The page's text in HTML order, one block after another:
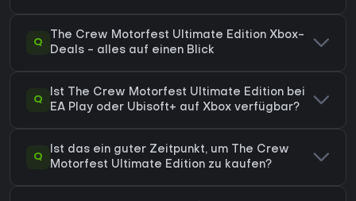
Q
The Crew Motorfest Ultimate Edition Xbox-
Deals - alles auf einen Blick
Q
Ist The Crew Motorfest Ultimate Edition bei
EA Play oder Ubisoft+ auf Xbox verfügbar?
Q
Ist das ein guter Zeitpunkt, um The Crew
Motorfest Ultimate Edition zu kaufen?